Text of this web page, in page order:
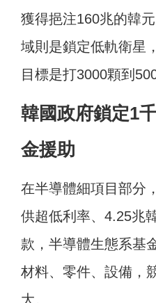
獲得挹注160兆的韓
域則是鎖定低軌衛星
目標是打3000顆到
韓國政府鎖定1
金援助
在半導體細項目部分
供超低利率、4.25兆
款，半導體生態系基
材料、零件、設備，
大。